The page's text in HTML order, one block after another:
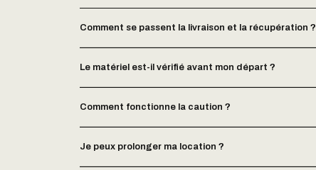
Comment se passent la livraison et la récupération ?
Le matériel est-il vérifié avant mon départ ?
Comment fonctionne la caution ?
Je peux prolonger ma location ?